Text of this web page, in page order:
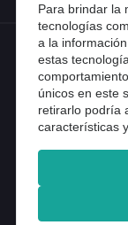
Preguntas
Entradas de blog
Calle Ferraz 42,
Teléfono
918 13 81 81
Email
info@tiendental.com
Iniciar sesión
Historial de pedidos
Mi lista de compra
Copyright
Para brindar la
tecnologías
a la
estas
únicos en este
retirarlo podría
características